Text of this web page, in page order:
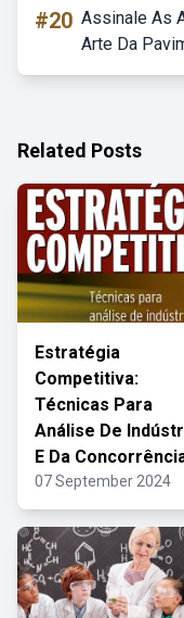
#20 Assinale As
Arte Da
Related Posts
Estratégia
Competitiva:
Técnicas Para
Análise De
E Da
07 September 2024